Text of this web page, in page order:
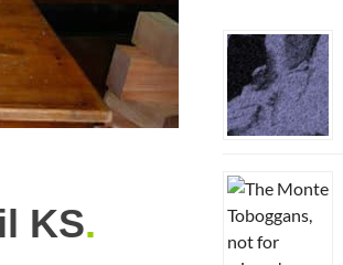
KS.